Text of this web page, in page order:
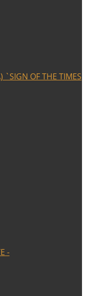
`SIGN OF THE TIMES
-